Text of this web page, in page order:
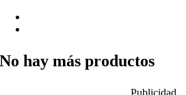
No hay más productos
Publicidad